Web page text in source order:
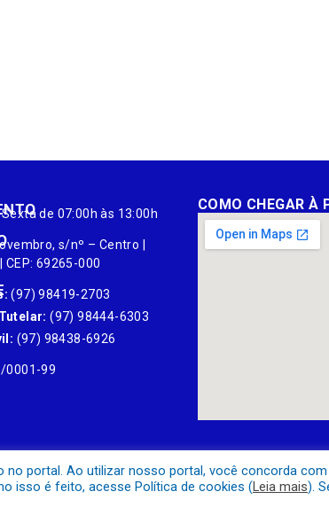
de 07:00h às 13:00h
s/nº – Centro |
CEP: 69265-000
(97) 98419-2703
(97) 98444-6303
(97) 98438-6926
0001-99
COMO CHEGAR À
portal. Ao utilizar nosso portal, você concorda
isso é feito, acesse Política de cookies (Leia mais).